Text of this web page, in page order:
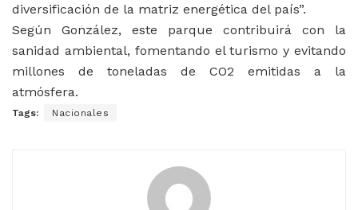
diversificación de la matriz energética del país”.
Según González, este parque contribuirá con la
sanidad ambiental, fomentando el turismo y evitando
millones de toneladas de CO2 emitidas a la
atmósfera.
Tags: Nacionales